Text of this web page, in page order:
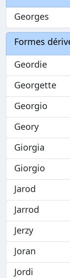
Georges
Formes
Geordie
Georgette
Georgio
Geory
Giorgia
Giorgio
Jarod
Jarrod
Jerzy
Joran
Jordi